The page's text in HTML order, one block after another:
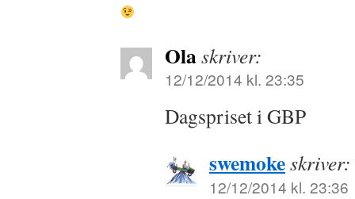
Olaskriver:
12/12/2014 kl. 23:35
Dagspriset i GBP
swemokeskriver:
12/12/2014 kl. 23:36